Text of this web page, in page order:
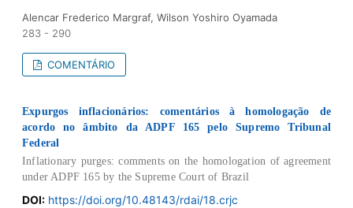
Alencar Frederico Margraf, Wilson Yoshiro Oyamada
283 - 290
COMENTÁRIO
Expurgos inflacionários: comentários à homologação de
acordo no âmbito da ADPF 165 pelo Supremo Tribunal
Federal
Inflationary purges: comments on the homologation of agreement
under ADPF 165 by the Supreme Court of Brazil
DOI: https://doi.org/10.48143/rdai/18.crjc